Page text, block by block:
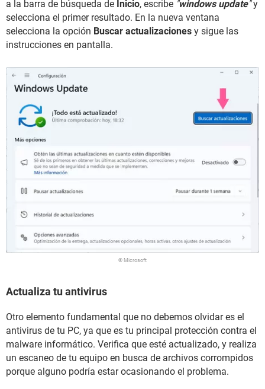
a la barra de búsqueda de Inicio, escribe "windows update"y
selecciona el primer resultado. En la nueva ventana
selecciona la opción Buscar actualizaciones y sigue las
instrucciones en pantalla.
© Microsoft
Actualiza tu antivirus
Otro elemento fundamental que no debemos olvidar es el
antivirus de tu PC, ya que es tu principal protección contra el
malware informático. Verifica que esté actualizado, y realiza
un escaneo de tu equipo en busca de archivos corrompidos
porque alguno podría estar ocasionando el problema.